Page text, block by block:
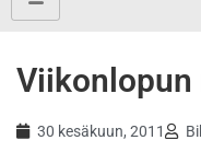
30 kesäkuun, 2011